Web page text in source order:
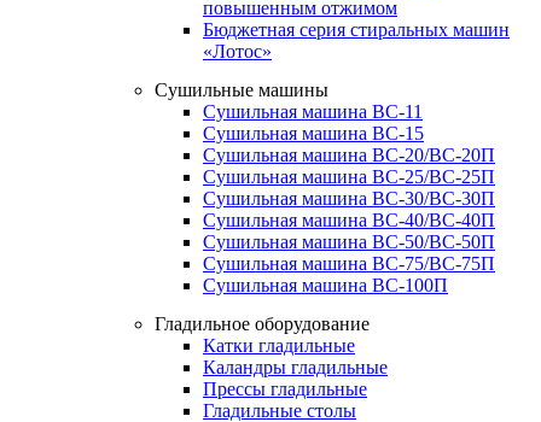
повышенным отжимом
Бюджетная серия стиральных машин
«Лотос»
Сушильные машины
Сушильная машина ВС-11
Сушильная машина ВС-15
Сушильная машина ВС-20/ВС-20П
Сушильная машина ВС-25/ВС-25П
Сушильная машина ВС-30/ВС-30П
Сушильная машина ВС-40/ВС-40П
Сушильная машина ВС-50/ВС-50П
Сушильная машина ВС-75/ВС-75П
Сушильная машина ВС-100П
Гладильное оборудование
Катки гладильные
Каландры гладильные
Прессы гладильные
Гладильные столы